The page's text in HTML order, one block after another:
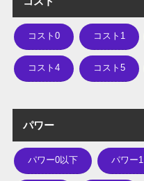
コスト0 コスト1
コスト4 コスト5
パワー
パワー0以下 パワー1